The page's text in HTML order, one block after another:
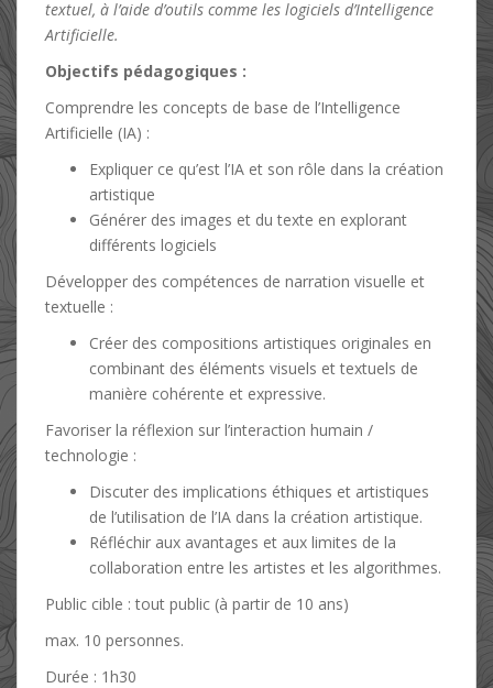
textuel, à l’aide d’outils comme les logiciels d’Intelligence
Artificielle.
Objectifs pédagogiques :
Comprendre les concepts de base de l’Intelligence
Artificielle (IA) :
Expliquer ce qu’est l’IA et son rôle dans la création
artistique
Générer des images et du texte en explorant
différents logiciels
Développer des compétences de narration visuelle et
textuelle :
Créer des compositions artistiques originales en
combinant des éléments visuels et textuels de
manière cohérente et expressive.
Favoriser la réflexion sur l’interaction humain /
technologie :
Discuter des implications éthiques et artistiques
de l’utilisation de l’IA dans la création artistique.
Réfléchir aux avantages et aux limites de la
collaboration entre les artistes et les algorithmes.
Public cible : tout public (à partir de 10 ans)
max. 10 personnes.
Durée : 1h30